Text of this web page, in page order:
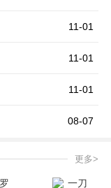
11-01
11-01
11-01
08-07
更多>